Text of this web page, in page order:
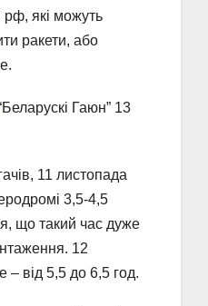
рф, які можуть
ракети, або
Гаюн” 13
11 листопада
3,5-4,5
що такий час дуже
12
від 5,5 до 6,5 год.